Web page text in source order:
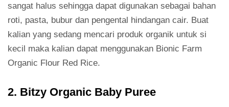
sangat halus sehingga dapat digunakan sebagai bahan
roti, pasta, bubur dan pengental hindangan cair. Buat
kalian yang sedang mencari produk organik untuk si
kecil maka kalian dapat menggunakan Bionic Farm
Organic Flour Red Rice.
2. Bitzy Organic Baby Puree